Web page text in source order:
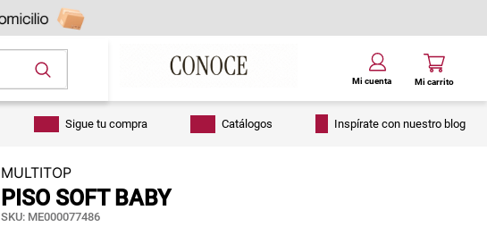
Sigue tu compra Catálogos Inspírate con nuestro blog
MULTITOP
PISO SOFT BABY
SKU: ME000077486